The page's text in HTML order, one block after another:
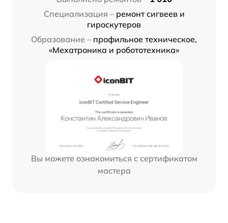
Специализация – ремонт сигвеев и
гироскутеров
Образование – профильное техническое,
«Мехатроника и робототехника»
Вы можете ознакомиться с сертификатом
мастера